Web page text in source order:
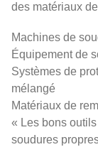
des matériaux
Machines de
Équipement de
Systèmes de
mélangé
Matériaux de
« Les bons
soudures